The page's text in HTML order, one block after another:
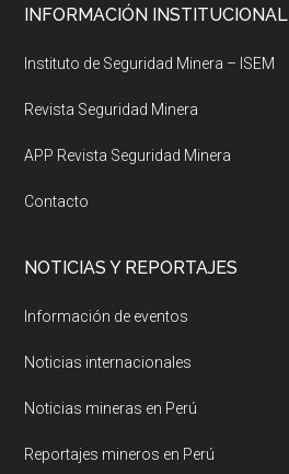
Footer
INFORMACIÓN INSTITUCIONAL
Instituto de Seguridad Minera – ISEM
Revista Seguridad Minera
APP Revista Seguridad Minera
Contacto
NOTICIAS Y REPORTAJES
Información de eventos
Noticias internacionales
Noticias mineras en Perú
Reportajes mineros en Perú